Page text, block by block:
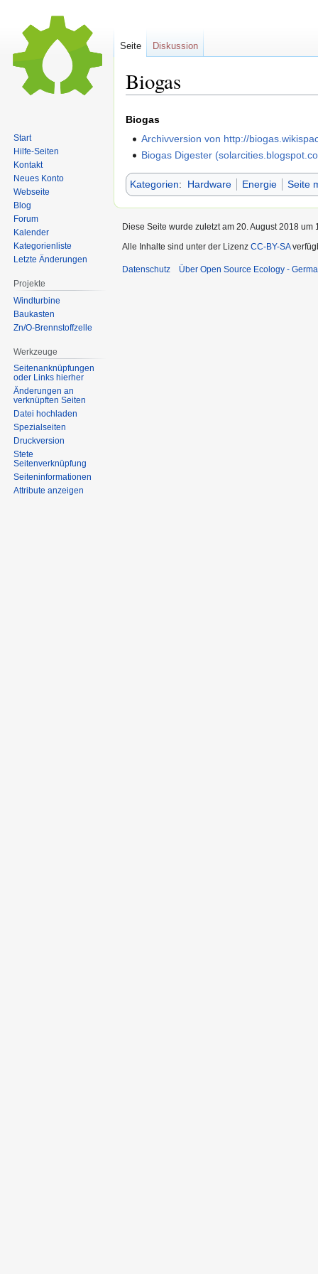
Biogas
Zur
springen
Zur
springen
Biogas
Archivversion von http://
Biogas Digester
Kategorien: Hardware Energie Seite
Seite Diskussion
Start
Hilfe-Seiten
Kontakt
Neues Konto
Webseite
Blog
Forum
Kalender
Kategorienliste
Letzte Änderungen
Projekte
Windturbine
Baukasten
Zn/O-Brennstoffzelle
Werkzeuge
Seitenanknüpfungen
oder Links hierher
Änderungen an
verknüpften Seiten
Datei hochladen
Spezialseiten
Druckversion
Stete
Seitenverknüpfung
Seiten­informationen
Attribute anzeigen
Diese Seite wurde zuletzt am 20. August 2018 um
Alle Inhalte sind unter der Lizenz CC-BY-SA
Datenschutz Über Open Source Ecology -